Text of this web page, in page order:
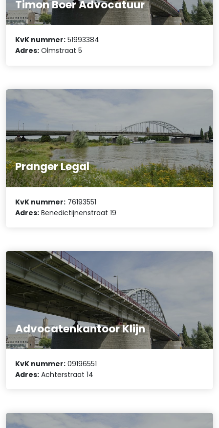
Timon Boer Advocatuur
KvK nummer: 51993384
Adres: Olmstraat 5
Pranger Legal
KvK nummer: 76193551
Adres: Benedictijnenstraat 19
Advocatenkantoor Klijn
KvK nummer: 09196551
Adres: Achterstraat 14